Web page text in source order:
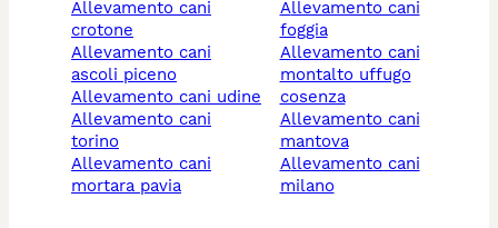
allevamento cani
crotone
allevamento cani
ascoli piceno
allevamento cani udine
allevamento cani
torino
allevamento cani
mortara pavia
allevamento cani
foggia
allevamento cani
montalto uffugo
cosenza
allevamento cani
mantova
allevamento cani
milano